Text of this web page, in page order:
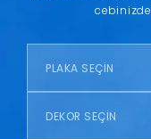
PLAKA SEÇİN
DEKOR SEÇİN